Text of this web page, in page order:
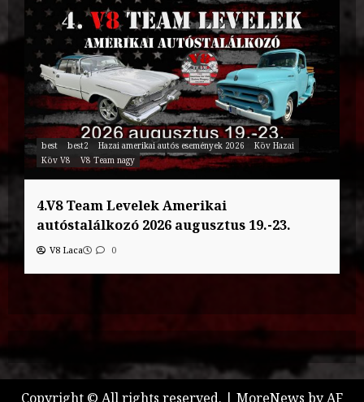
best best2 Hazai amerikai autós események 2026
Köv Hazai
Köv V8
V8 Team nagy
4.V8 Team Levelek Amerikai
autóstalálkozó 2026 augusztus 19.-23.
V8 Laca 0
Copyright © All rights reserved. | MoreNews by AF